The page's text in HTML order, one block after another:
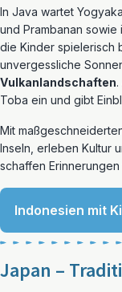
In Java wartet
und Prambanan sowie
die Kinder spielerisch
unvergessliche
Vulkanlandschaften
Toba ein und gibt
Mit
Inseln, erleben Kultur
schaffen
Indonesien mit
Japan –